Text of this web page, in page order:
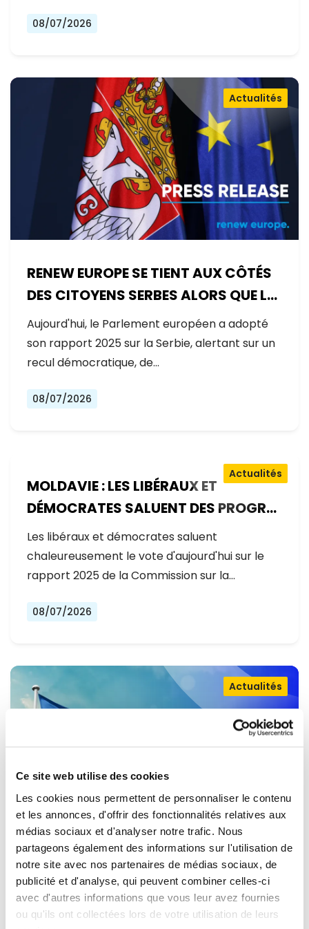
Ce site web utilise des cookies
Les cookies nous permettent de personnaliser le contenu
et les annonces, d'offrir des fonctionnalités relatives aux
médias sociaux et d'analyser notre trafic. Nous
partageons également des informations sur l'utilisation de
notre site avec nos partenaires de médias sociaux, de
publicité et d'analyse, qui peuvent combiner celles-ci
avec d'autres informations que vous leur avez fournies
ou qu'ils ont collectées lors de votre utilisation de leurs
08/07/2026
RENEW EUROPE SE TIENT AUX CÔTÉS
DES CITOYENS SERBES ALORS QUE LE
GOUVERNEMENT RECULE SUR LES
RÉFORMES
Actualités
Aujourd'hui, le Parlement européen a adopté
son rapport 2025 sur la Serbie, alertant sur un
recul démocratique, de…
08/07/2026
MOLDAVIE : LES LIBÉRAUX ET
DÉMOCRATES SALUENT DES PROGRÈS
EXCEPTIONNELS SUR LA VOIE DE
L'ADHÉSION À L'UE
Actualités
Les libéraux et démocrates saluent
chaleureusement le vote d'aujourd'hui sur le
rapport 2025 de la Commission sur la…
08/07/2026
OUVRIR LA PORTE À L'UKRAINE,
MAINTENIR LA PRESSION SUR LA
RUSSIE
Actualités
Renew Europe appelle l'Ukraine à accélérer la